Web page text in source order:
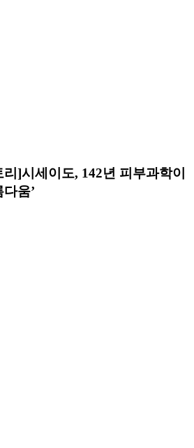
]시세이도, 142년 피부과학이
움’